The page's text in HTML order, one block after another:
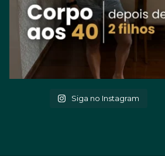
Siga no Instagram